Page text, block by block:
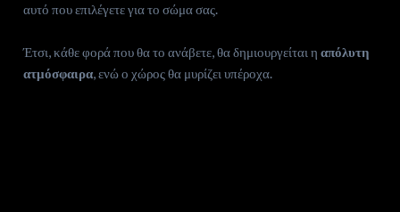
αυτό που επιλέγετε για το σώμα σας.
Έτσι, κάθε φορά που θα το ανάβετε, θα δημιουργείται ηαπόλυτη
ατμόσφαιρα, ενώ ο χώρος θα μυρίζει υπέροχα.